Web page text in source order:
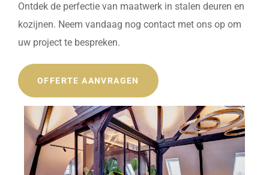
Ontdek de perfectie van maatwerk in stalen deuren en
kozijnen. Neem vandaag nog contact met ons op om
uw project te bespreken.
OFFERTE AANVRAGEN